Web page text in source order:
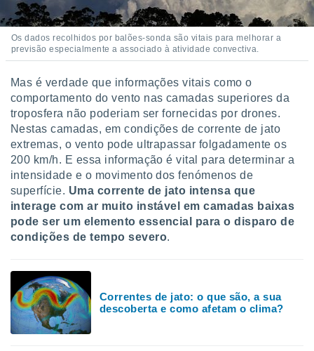
Os dados recolhidos por balões-sonda são vitais para melhorar a
previsão especialmente a associado à atividade convectiva.
Mas é verdade que informações vitais como o
comportamento do vento nas camadas superiores da
troposfera não poderiam ser fornecidas por drones.
Nestas camadas, em condições de corrente de jato
extremas, o vento pode ultrapassar folgadamente os
200 km/h. E essa informação é vital para determinar a
intensidade e o movimento dos fenómenos de
superfície. Uma corrente de jato intensa que
interage com ar muito instável em camadas baixas
pode ser um elemento essencial para o disparo de
condições de tempo severo.
Correntes de jato: o que são, a sua
descoberta e como afetam o clima?